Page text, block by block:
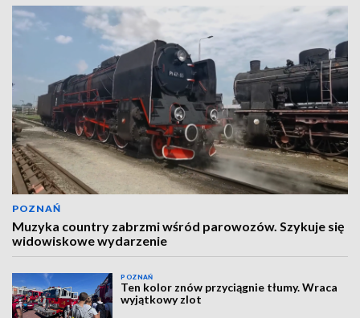
POZNAŃ
Muzyka country zabrzmi wśród parowozów. Szykuje się
widowiskowe wydarzenie
POZNAŃ
Ten kolor znów przyciągnie tłumy. Wraca
wyjątkowy zlot